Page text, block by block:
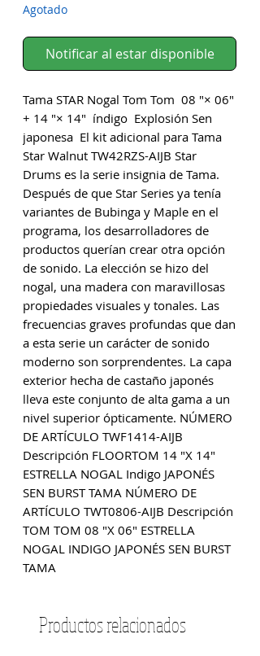
Agotado
Notificar al estar disponible
Tama STAR Nogal Tom Tom  08 "× 06"
+ 14 "× 14"  índigo  Explosión Sen
japonesa  El kit adicional para Tama
Star Walnut TW42RZS-AIJB Star
Drums es la serie insignia de Tama.
Después de que Star Series ya tenía
variantes de Bubinga y Maple en el
programa, los desarrolladores de
productos querían crear otra opción
de sonido. La elección se hizo del
nogal, una madera con maravillosas
propiedades visuales y tonales. Las
frecuencias graves profundas que dan
a esta serie un carácter de sonido
moderno son sorprendentes. La capa
exterior hecha de castaño japonés
lleva este conjunto de alta gama a un
nivel superior ópticamente. NÚMERO
DE ARTÍCULO TWF1414-AIJB
Descripción FLOORTOM 14 "X 14"
ESTRELLA NOGAL Indigo JAPONÉS
SEN BURST TAMA NÚMERO DE
ARTÍCULO TWT0806-AIJB Descripción
TOM TOM 08 "X 06" ESTRELLA
NOGAL INDIGO JAPONÉS SEN BURST
TAMA
Productos relacionados